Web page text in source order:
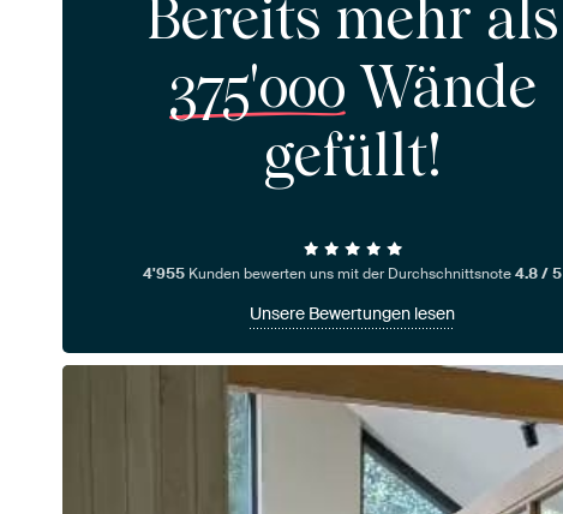
Bereits mehr als
375'000 Wände
gefüllt!
4'955 Kunden bewerten uns mit der Durchschnittsnote4.8 / 5
Unsere Bewertungen lesen